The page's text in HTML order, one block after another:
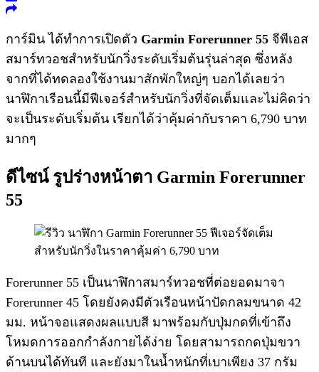
การ์มิน ได้ทำการเปิดตัว Garmin Forerunner 55 จีพีเอส
สมาร์ทวอชสำหรับนักวิ่งระดับเริ่มต้นรุ่นล่าสุด ซึ่งหลัง
จากที่ได้ทดลองใช้งานมาสักพักใหญ่ๆ บอกได้เลยว่า
นาฬิกาเรือนนี้มีฟีเจอร์สำหรับนักวิ่งที่จัดเต็มและไม่คิดว่า
จะเป็นระดับเริ่มต้น เรียกได้ว่าคุ้มค่ากับราคา 6,790 บาท
มากๆ
ดีไซน์ รูปร่างหน้าตา Garmin Forerunner
55
Forerunner 55 เป็นนาฬิกาสมาร์ทวอชที่ต่อยอดมาจา
Forerunner 45 โดยยังคงมีตัวเรือนหน้าปัดกลมขนาด 42
มม. หน้าจอแสดงผลแบบสี มาพร้อมกับปุ่มกดที่เข้าถึง
โหมดการออกกำลังกายได้ง่าย โดยสามารถกดปุ่มขวา
ด้านบนได้ทันที และยังมาในน้ำหนักที่เบาเพียง 37 กรัม